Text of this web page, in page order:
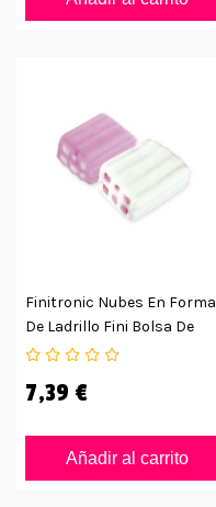
Finitronic Nubes En Forma
De Ladrillo Fini Bolsa De
125uds
7,39 €
Añadir al carrito